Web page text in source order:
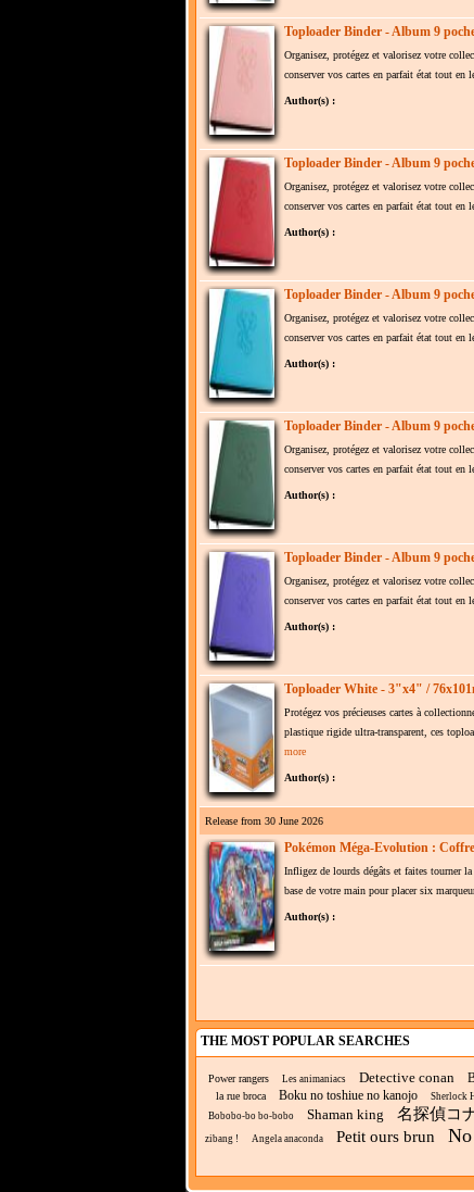
Toploader Binder - Album 9
Organisez, protégez et valorisez votre
conserver vos cartes en parfait état tout
Author(s) :
Toploader Binder - Album 9
Organisez, protégez et valorisez votre
conserver vos cartes en parfait état tout
Author(s) :
Toploader Binder - Album 9
Organisez, protégez et valorisez votre
conserver vos cartes en parfait état tout
Author(s) :
Toploader Binder - Album 9
Organisez, protégez et valorisez votre
conserver vos cartes en parfait état tout
Author(s) :
Toploader Binder - Album 9
Organisez, protégez et valorisez votre
conserver vos cartes en parfait état tout
Author(s) :
Toploader White - 3"x4" /
Protégez vos précieuses cartes à
plastique rigide ultra-transparent, ces
more
Author(s) :
Release from 30 June 2026
Pokémon Méga-Evolution :
Infligez de lourds dégâts et faites tourner
base de votre main pour placer six
Author(s) :
THE MOST POPULAR SEARCHES
Power rangers Les animaniacs Detective conan
la rue broca
Boku no toshiue no kanojo Sherlock
Bobobo-bo bo-bobo
Shaman king 名探偵コ
zibang ! Angela anaconda Petit ours brun